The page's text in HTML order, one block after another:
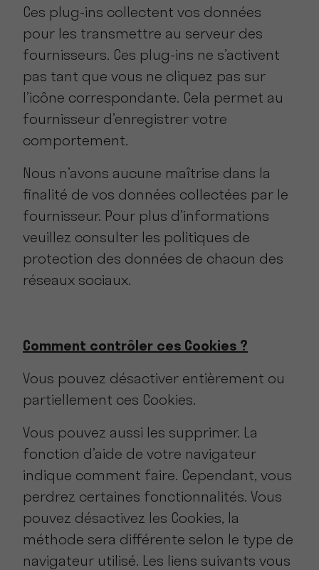
Ces plug-ins collectent vos données
pour les transmettre au serveur des
fournisseurs. Ces plug-ins ne s’activent
pas tant que vous ne cliquez pas sur
l’icône correspondante. Cela permet au
fournisseur d’enregistrer votre
comportement.
Nous n’avons aucune maîtrise dans la
finalité de vos données collectées par le
fournisseur. Pour plus d’informations
veuillez consulter les politiques de
protection des données de chacun des
réseaux sociaux.
Comment contrôler ces Cookies ?
Vous pouvez désactiver entièrement ou
partiellement ces Cookies.
Vous pouvez aussi les supprimer. La
fonction d’aide de votre navigateur
indique comment faire. Cependant, vous
perdrez certaines fonctionnalités. Vous
pouvez désactivez les Cookies, la
méthode sera différente selon le type de
navigateur utilisé. Les liens suivants vous